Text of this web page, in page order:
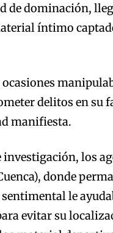
de dominación,
íntimo
delitos en su
manifiesta.
investigación, los
donde
le
evitar su